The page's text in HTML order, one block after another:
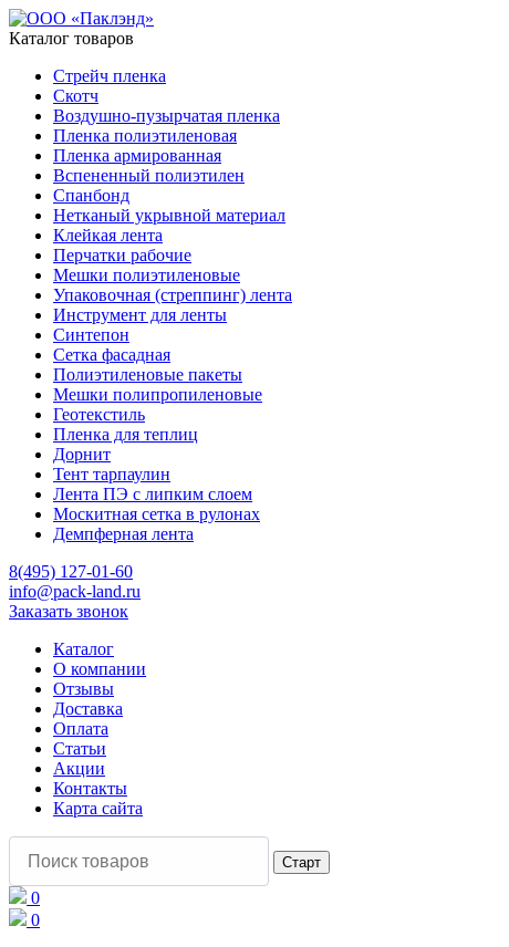
Каталог товаров
Стрейч пленка
Скотч
Воздушно-пузырчатая пленка
Пленка полиэтиленовая
Пленка армированная
Вспененный полиэтилен
Спанбонд
Нетканый укрывной материал
Клейкая лента
Перчатки рабочие
Мешки полиэтиленовые
Упаковочная (стреппинг) лента
Инструмент для ленты
Синтепон
Сетка фасадная
Полиэтиленовые пакеты
Мешки полипропиленовые
Геотекстиль
Пленка для теплиц
Дорнит
Тент тарпаулин
Лента ПЭ с липким слоем
Москитная сетка в рулонах
Демпферная лента
8(495) 127-01-60
info@pack-land.ru
Заказать звонок
Каталог
О компании
Отзывы
Доставка
Оплата
Статьи
Акции
Контакты
Карта сайта
0
0